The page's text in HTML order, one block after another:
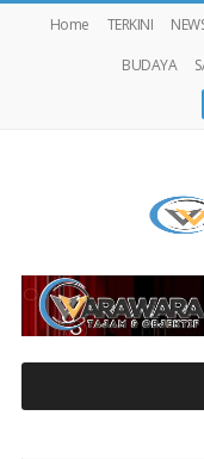
Home TERKINI
BUDAYA